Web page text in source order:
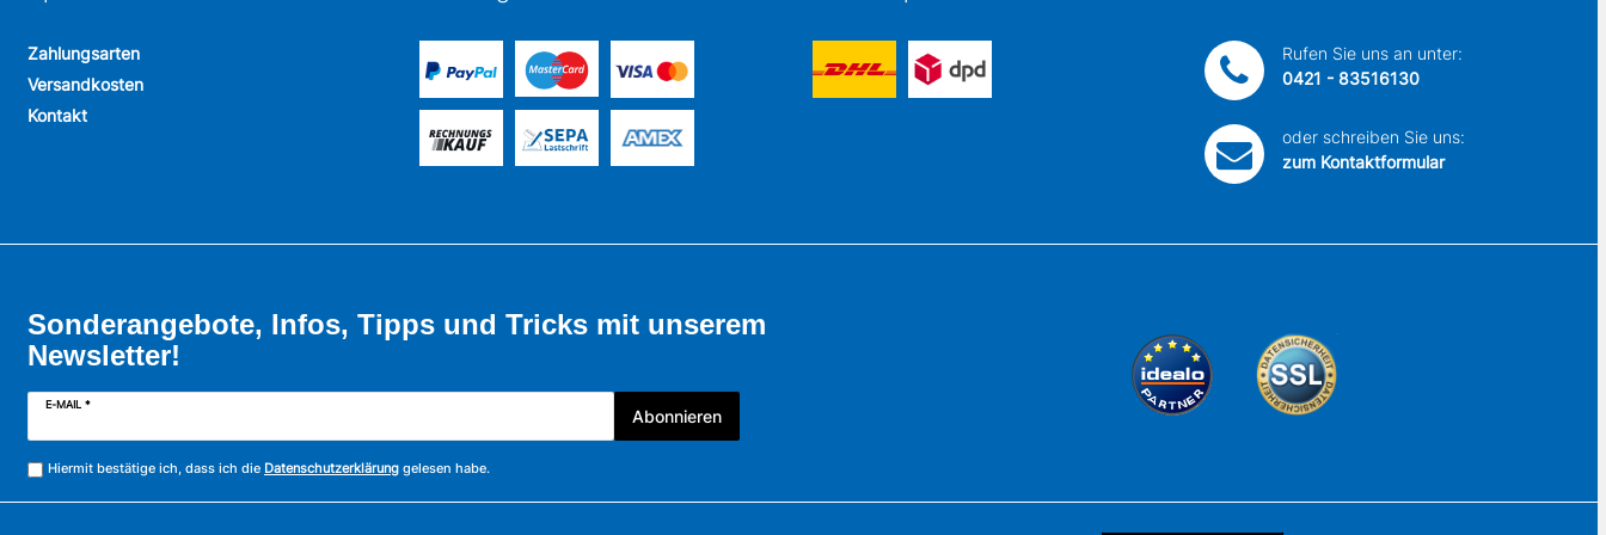
Zahlungsarten
Versandkosten
Kontakt
Rufen Sie uns an unter:
0421 - 83516130
oder schreiben Sie uns:
zum Kontaktformular
Sonderangebote, Infos, Tipps und Tricks mit unserem
Newsletter!
E-MAIL *
Abonnieren
Hiermit bestätige ich, dass ich die Datenschutzerklärung gelesen habe.